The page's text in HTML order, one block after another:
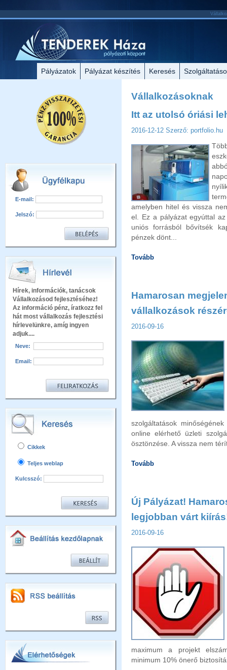
Pályázatok Pályázat készítés Keresés
E-mail:
Jelszó:
Hírek, információk, tanácsok
Vállalkozásod fejlesztéséhez!
Az információ pénz, íratkozz fel
hát most vállalkozás fejlesztési
hírlevelünkre, amíg ingyen
adjuk....
Neve:
Email:
Cikkek
Teljes weblap
Kulcsszó:
Vállalkozásoknak
Itt az utolsó óriási
2016-12-12 Szerző: portfolio.hu
amelyben hitel és vissza
el. Ez a pályázat egyúttal
uniós forrásból bővítsék
pénzek dönt...
Tovább
Hamarosan
vállalkozások
2016-09-16
szolgáltatások
online elérhető üzleti
ösztönzése. A vissza nem
Tovább
Új Pályázat!
legjobban várt
2016-09-16
maximum a projekt
minimum 10% önerő